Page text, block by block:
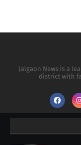
Jalgaon News is a
district with